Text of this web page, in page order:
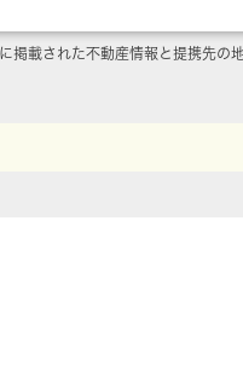
載された不動産情報と提携先の